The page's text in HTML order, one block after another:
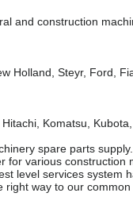
and construction
Holland, Steyr, Ford,
Komatsu,
spare parts
various construction
level services system
way to our